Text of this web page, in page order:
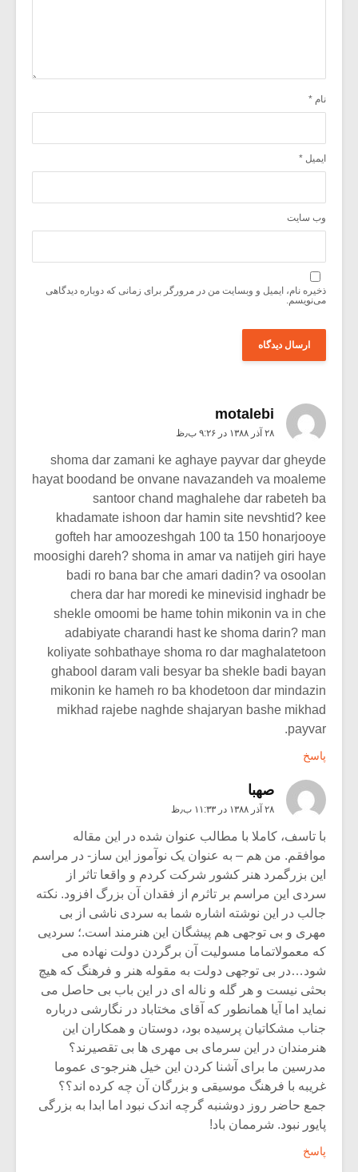
نام *
ایمیل *
وب‌ سایت
ذخیره نام، ایمیل و وبسایت من در مرورگر برای زمانی که دوباره دیدگاهی
می‌نویسم.
motalebi
۲۸ آذر ۱۳۸۸ در ۹:۲۶ ب٫ظ
shoma dar zamani ke aghaye payvar dar gheyde
hayat boodand be onvane navazandeh va moaleme
santoor chand maghalehe dar rabeteh ba
khadamate ishoon dar hamin site nevshtid? kee
gofteh har amoozeshgah 100 ta 150 honarjooye
moosighi dareh? shoma in amar va natijeh giri haye
badi ro bana bar che amari dadin? va osoolan
chera dar har moredi ke minevisid inghadr be
shekle omoomi be hame tohin mikonin va in che
adabiyate charandi hast ke shoma darin? man
koliyate sohbathaye shoma ro dar maghalatetoon
ghabool daram vali besyar ba shekle badi bayan
mikonin ke hameh ro ba khodetoon dar mindazin
mikhad rajebe naghde shajaryan bashe mikhad
payvar.
پاسخ
صهبا
۲۸ آذر ۱۳۸۸ در ۱۱:۳۳ ب٫ظ
با تاسف، کاملا با مطالب عنوان شده در این مقاله
موافقم. من هم – به عنوان یک نوآموز این ساز- در مراسم
این بزرگمرد هنر کشور شرکت کردم و واقعا تاثر از
سردی این مراسم بر تاثرم از فقدان آن بزرگ افزود. نکته
جالب در این نوشته اشاره شما به سردی ناشی از بی
مهری و بی توجهی هم پیشگان این هنرمند است.؛ سردیی
که معمولاتماما مسولیت آن برگردن دولت نهاده می
شود…در بی توجهی دولت به مقوله هنر و فرهنگ که هیچ
بحثی نیست و هر گله و ناله ای در این باب بی حاصل می
نماید اما آیا همانطور که آقای مختاباد در نگارشی درباره
جناب مشکاتیان پرسیده بود، دوستان و همکاران این
هنرمندان در این سرمای بی مهری ها بی تقصیرند؟
مدرسین ما برای آشنا کردن این خیل هنرجو-ی عموما
غریبه با فرهنگ موسیقی و بزرگان آن چه کرده اند؟؟
جمع حاضر روز دوشنبه گرچه اندک نبود اما ابدا به بزرگی
پایور نبود. شرممان باد!
پاسخ